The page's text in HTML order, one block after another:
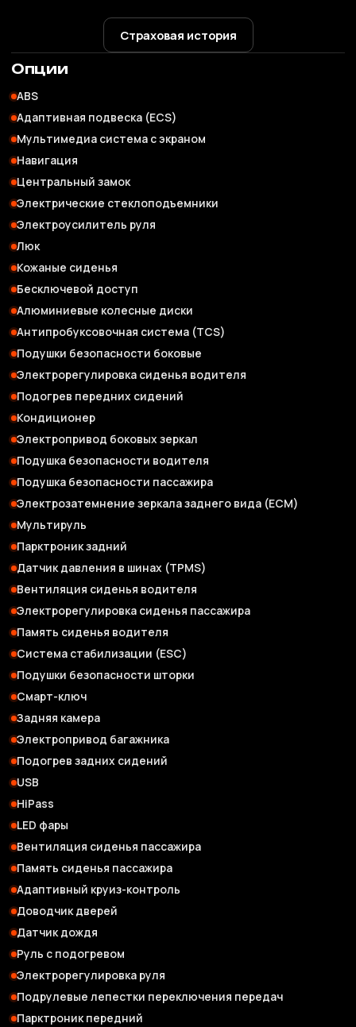
Страховая история
Опции
ABS
Адаптивная подвеска (ECS)
Мультимедиа система с экраном
Навигация
Центральный замок
Электрические стеклоподъемники
Электроусилитель руля
Люк
Кожаные сиденья
Бесключевой доступ
Алюминиевые колесные диски
Антипробуксовочная система (TCS)
Подушки безопасности боковые
Электрорегулировка сиденья водителя
Подогрев передних сидений
Кондиционер
Электропривод боковых зеркал
Подушка безопасности водителя
Подушка безопасности пассажира
Электрозатемнение зеркала заднего вида (ЕСМ)
Мультируль
Парктроник задний
Датчик давления в шинах (TPMS)
Вентиляция сиденья водителя
Электрорегулировка сиденья пассажира
Память сиденья водителя
Система стабилизации (ESC)
Подушки безопасности шторки
Смарт-ключ
Задняя камера
Электропривод багажника
Подогрев задних сидений
USB
HiPass
LED фары
Вентиляция сиденья пассажира
Память сиденья пассажира
Адаптивный круиз-контроль
Доводчик дверей
Датчик дождя
Руль с подогревом
Электрорегулировка руля
Подрулевые лепестки переключения передач
Парктроник передний